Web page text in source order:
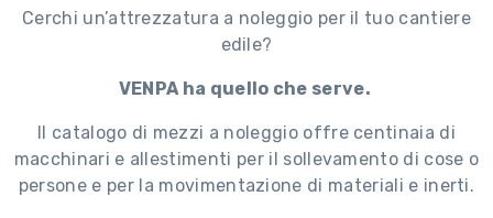
Cerchi un’attrezzatura a noleggio per il tuo cantiere
edile?
VENPA ha quello che serve.
Il catalogo di mezzi a noleggio offre centinaia di
macchinari e allestimenti per il sollevamento di cose o
persone e per la movimentazione di materiali e inerti.